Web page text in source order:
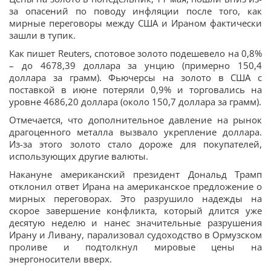
за опасений по поводу инфляции после того, как
мирные переговоры между США и Ираном фактически
зашли в тупик.
Как пишет Reuters, спотовое золото подешевело на 0,8%
– до 4678,39 доллара за унцию (примерно 150,4
доллара за грамм). Фьючерсы на золото в США с
поставкой в июне потеряли 0,9% и торговались на
уровне 4686,20 доллара (около 150,7 доллара за грамм).
Отмечается, что дополнительное давление на рынок
драгоценного металла вызвало укрепление доллара.
Из-за этого золото стало дороже для покупателей,
использующих другие валюты.
Накануне американский президент Дональд Трамп
отклонил ответ Ирана на американское предложение о
мирных переговорах. Это разрушило надежды на
скорое завершение конфликта, который длится уже
десятую неделю и нанес значительные разрушения
Ирану и Ливану, парализовал судоходство в Ормузском
проливе и подтолкнул мировые цены на
энергоносители вверх.